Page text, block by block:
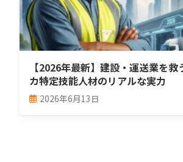
【2026年最新】建設・運送業を
カ特定技能人材のリアルな実力
2026年6月13日